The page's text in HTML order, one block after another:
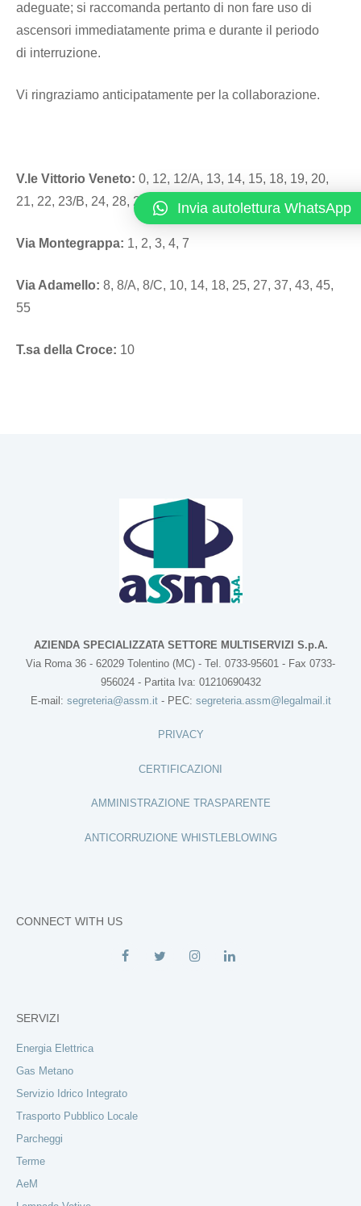
adeguate; si raccomanda pertanto di non fare uso di
ascensori immediatamente prima e durante il periodo
di interruzione.
Vi ringraziamo anticipatamente per la collaborazione.
V.le Vittorio Veneto: 0, 12, 12/A, 13, 14, 15, 18, 19, 20,
21, 22, 23/B, 24, 28, 29, 31, 32, 32/C, 35, 49, 57
Via Montegrappa: 1, 2, 3, 4, 7
Via Adamello: 8, 8/A, 8/C, 10, 14, 18, 25, 27, 37, 43, 45,
55
T.sa della Croce: 10
AZIENDA SPECIALIZZATA SETTORE MULTISERVIZI S.p.A.
Via Roma 36 - 62029 Tolentino (MC) - Tel. 0733-95601 - Fax 0733-
956024 - Partita Iva: 01210690432
E-mail: segreteria@assm.it- PEC: segreteria.assm@legalmail.it
PRIVACY
CERTIFICAZIONI
AMMINISTRAZIONE TRASPARENTE
ANTICORRUZIONE WHISTLEBLOWING
CONNECT WITH US
SERVIZI
Energia Elettrica
Gas Metano
Servizio Idrico Integrato
Trasporto Pubblico Locale
Parcheggi
Terme
AeM
Invia autolettura WhatsApp